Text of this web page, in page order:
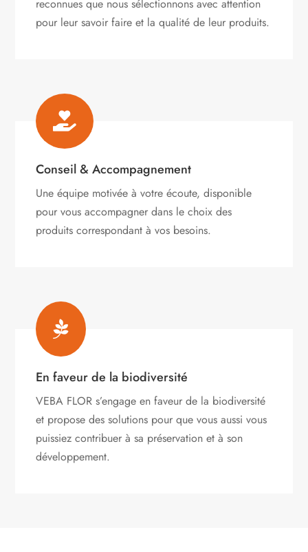
reconnues que nous sélectionnons avec attention
pour leur savoir faire et la qualité de leur produits.

Conseil & Accompagnement
Une équipe motivée à votre écoute, disponible
pour vous accompagner dans le choix des
produits correspondant à vos besoins.

En faveur de la biodiversité
VEBA FLOR s’engageen faveur de la biodiversité
et propose des solutions pour que vous aussi vous
puissiez contribuer à sa préservation et à son
développement.